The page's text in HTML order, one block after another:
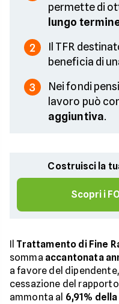
permette di
lungo
2
Il TFR
beneficia di
3
Nei fondi
lavoro può
aggiuntiva.
Costruisci la
Scopri i
Il Trattamento di Fine
somma accantonata
a favore del
cessazione del
ammonta al 6,91%